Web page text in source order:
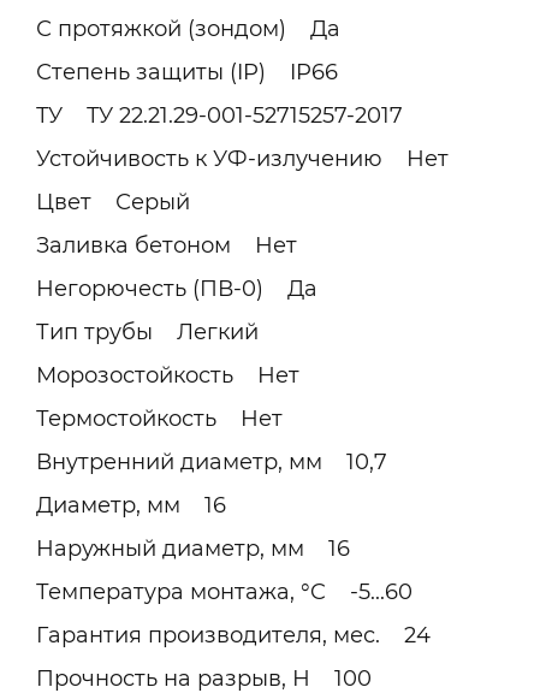
С протяжкой (зондом) Да
Степень защиты (IP) IP66
ТУ ТУ 22.21.29-001-52715257-2017
Устойчивость к УФ-излучению Нет
Цвет Серый
Заливка бетоном Нет
Негорючесть (ПВ-0) Да
Тип трубы Легкий
Морозостойкость Нет
Термостойкость Нет
Внутренний диаметр, мм 10,7
Диаметр, мм 16
Наружный диаметр, мм 16
Температура монтажа, °C -5...60
Гарантия производителя, мес. 24
Прочность на разрыв, Н 100